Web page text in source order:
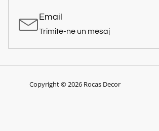
Email
Trimite-ne un mesaj
Copyright © 2026 Rocas Decor